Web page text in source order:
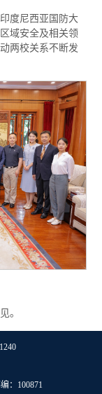
度尼西亚国防大
域安全及相关领
两校关系不断发
。
：100871